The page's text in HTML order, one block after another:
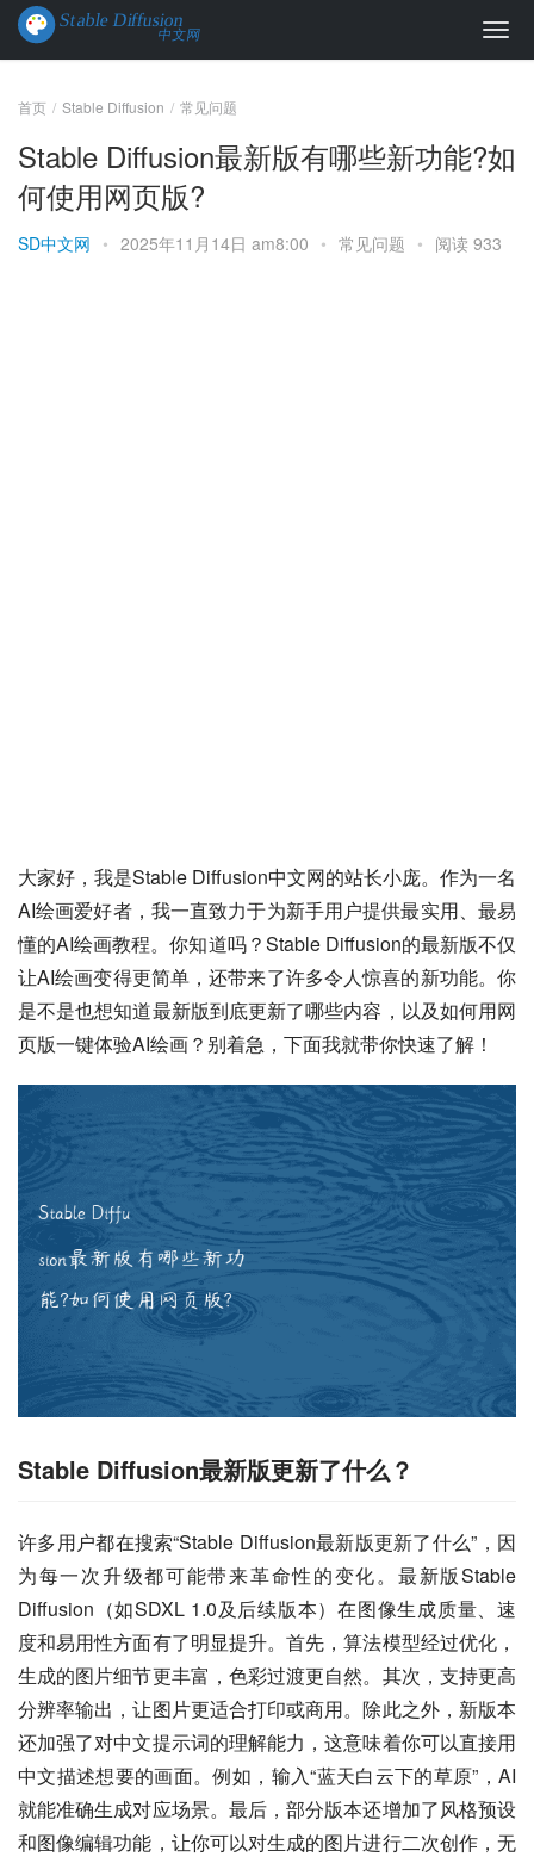
首页 Stable Diffusion 常见问题
Stable Diffusion最新版有哪些新功能?如
何使用网页版?
SD中文网 • 2025年11月14日 am8:00 • 常见问题 • 阅读 933
大家好，我是Stable Diffusion中文网的站长小庞。作为一名
AI绘画爱好者，我一直致力于为新手用户提供最实用、最易
懂的AI绘画教程。你知道吗？Stable Diffusion的最新版不仅
让AI绘画变得更简单，还带来了许多令人惊喜的新功能。你
是不是也想知道最新版到底更新了哪些内容，以及如何用网
页版一键体验AI绘画？别着急，下面我就带你快速了解！
Stable Diffusion最新版更新了什么？
许多用户都在搜索“Stable Diffusion最新版更新了什么”，因
为每一次升级都可能带来革命性的变化。最新版Stable
Diffusion（如SDXL 1.0及后续版本）在图像生成质量、速
度和易用性方面有了明显提升。首先，算法模型经过优化，
生成的图片细节更丰富，色彩过渡更自然。其次，支持更高
分辨率输出，让图片更适合打印或商用。除此之外，新版本
还加强了对中文提示词的理解能力，这意味着你可以直接用
中文描述想要的画面。例如，输入“蓝天白云下的草原”，AI
就能准确生成对应场景。最后，部分版本还增加了风格预设
和图像编辑功能，让你可以对生成的图片进行二次创作，无